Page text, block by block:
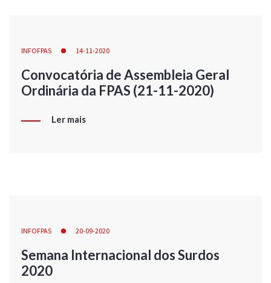
INFOFPAS 14-11-2020
Convocatória de Assembleia Geral
Ordinária da FPAS (21-11-2020)
Ler mais
INFOFPAS 20-09-2020
Semana Internacional dos Surdos
2020